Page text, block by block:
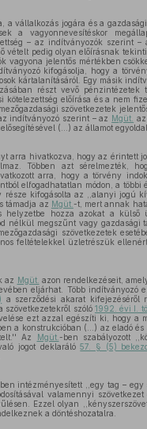
a vállalkozás jogára és a
a vagyonnevesítéskor
– az indítványozók szerint
vételt pedig olyan előírásnak
vagyona jelentős mértékben
kifogásolja, hogy a
kártalanításáról. Egy másik
részt vevő
előírása és a nem
szövetkezetek
indítványozó szerint – az Mgüt.
(...) az államot
arra hivatkozva, hogy az érintett
Többen azt sérelmezték,
arra, hogy a törvény
elfogadhatatlan módon, a
kifogásolta az ,,alanyi jogú
támadja az Mgüt. -t, mert annak
hozza azokat a külső
nélkül megszűnt vagy gazdasági
szövetkezetek
feltételekkel üzletrészük
az Mgüt. azon rendelkezéseit,
eljárhat. Több indítványozó
a szerződési akarat kifejezéséről
a szövetkezetekről szóló 1992. évi I.
ezt azzal egészíti ki, hogy
a konstrukcióban (...) az eladó
Az
Mgüt. -ben szabályozott
jogot deklaráló57. § (5)
intézményesített ,,egy tag – egy
valamennyi
Ezzel olyan
a döntéshozatalra.